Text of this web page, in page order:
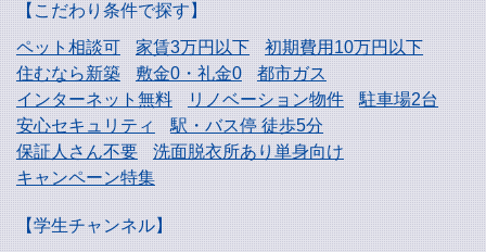
【こだわり条件で探す】
ペット相談可
家賃3万円以下
初期費用10万円以下
住むなら新築
敷金0・礼金0
都市ガス
インターネット無料
リノベーション物件
駐車場2台
安心セキュリティ
駅・バス停 徒歩5分
保証人さん不要
洗面脱衣所あり単身向け
キャンペーン特集
【学生チャンネル】